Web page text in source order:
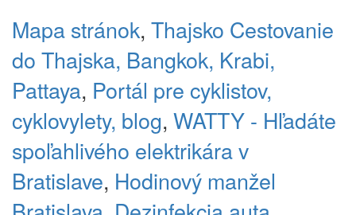
Mapa stránok, Thajsko Cestovanie
do Thajska, Bangkok, Krabi,
Pattaya, Portál pre cyklistov,
cyklovylety, blog, WATTY - Hľadáte
spoľahlivého elektrikára v
Bratislave, Hodinový manžel